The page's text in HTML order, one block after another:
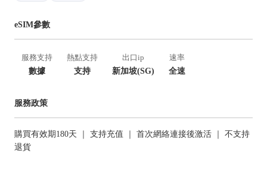
eSIM參數
服務支持
數據
熱點支持
支持
出口ip
新加坡(SG)
速率
全速
服務政策
購買有效期180天 ｜ 支持充值 ｜ 首次網絡連接後激活 ｜ 不支持
退貨